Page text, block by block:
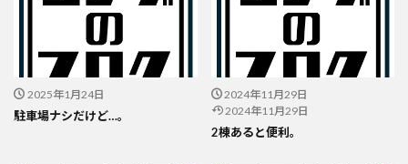
2025年1月24日
駐車場ナシだけど…。
2024年11月29日
2024年11月29日
2棟あると便利。